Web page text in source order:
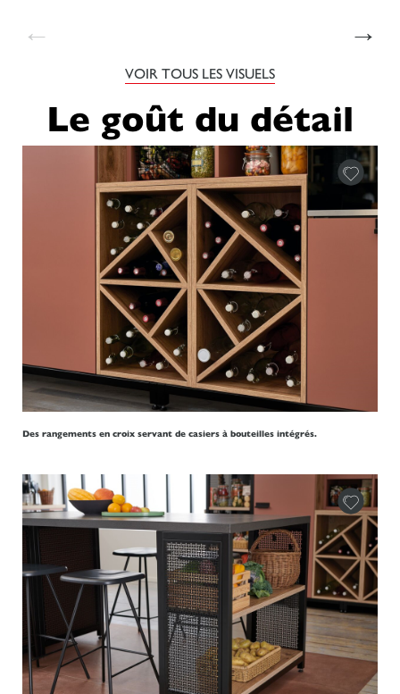
← →
VOIR TOUS LES VISUELS
Le goût du détail
Des rangements en croix servant de casiers à bouteilles intégrés.